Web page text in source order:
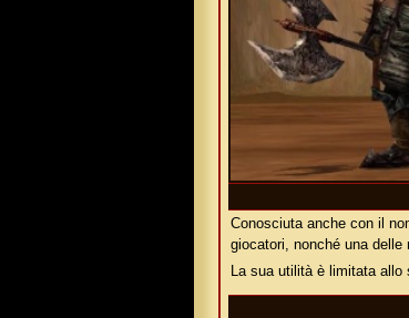
Conosciuta anche con il
giocatori, nonché una delle
La sua utilità è limitata